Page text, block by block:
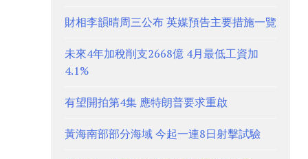
財相李韻晴周三公布 英媒預告主要措施一覽
未來4年加稅削支2668億 4月最低工資加
4.1%
有望開拍第4集 應特朗普要求重啟
黃海南部部分海域 今起一連8日射擊試驗